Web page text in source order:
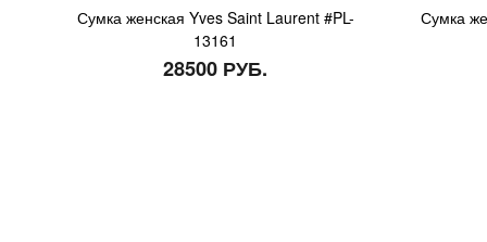
Сумка женская Yves Saint Laurent #PL-
13161
28500 РУБ.
Сумка